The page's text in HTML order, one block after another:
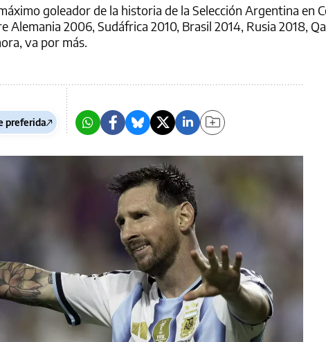
goleador de la historia de la Selección Argentina en
2006, Sudáfrica 2010, Brasil 2014, Rusia 2018,
va por más.
preferida